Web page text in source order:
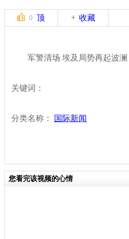
0 顶 收藏
军警清场 埃及局势再起波澜
关键词：
分类名称： 国际新闻
您看完该视频的心情